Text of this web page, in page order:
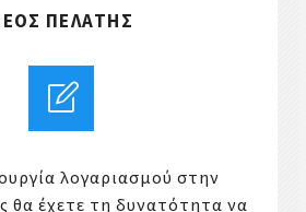
ΠΕΛΆΤΗΣ
λογαριασμού στην
θα έχετε τη δυνατότητα να